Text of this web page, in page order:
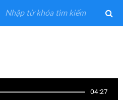
04:27